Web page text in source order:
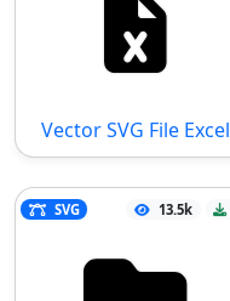
Vector SVG File Excel
SVG 13.5k